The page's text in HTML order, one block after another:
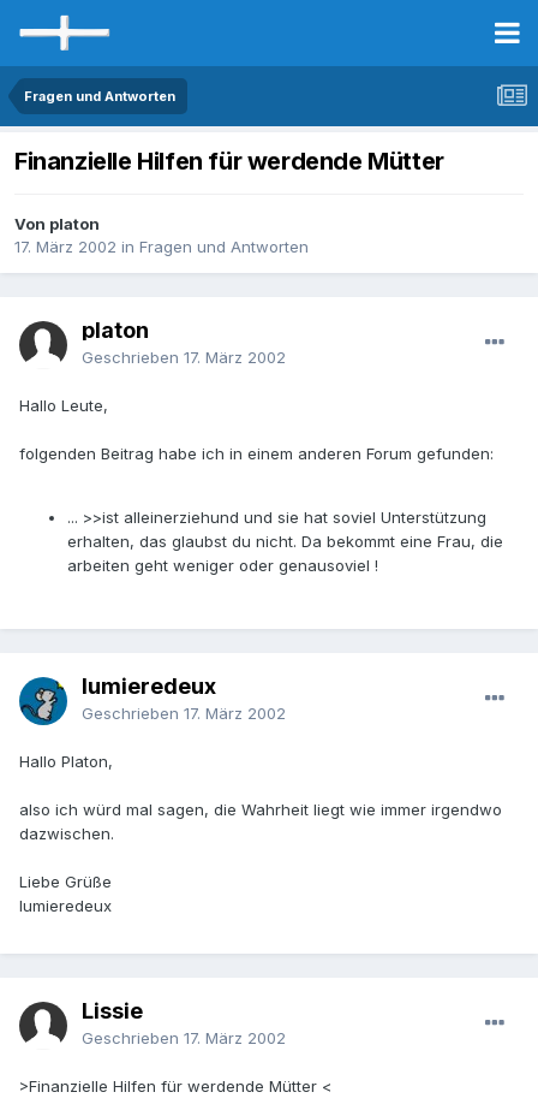
Fragen und Antworten
Finanzielle Hilfen für werdende Mütter
Von platon
17. März 2002 in Fragen und Antworten
platon
Geschrieben 17. März 2002
Hallo Leute,
folgenden Beitrag habe ich in einem anderen Forum gefunden:
... >>ist alleinerziehund und sie hat soviel Unterstützung
erhalten, das glaubst du nicht. Da bekommt eine Frau, die
arbeiten geht weniger oder genausoviel !
lumieredeux
Geschrieben 17. März 2002
Hallo Platon,
also ich würd mal sagen, die Wahrheit liegt wie immer irgendwo
dazwischen.
Liebe Grüße
lumieredeux
Lissie
Geschrieben 17. März 2002
>Finanzielle Hilfen für werdende Mütter <